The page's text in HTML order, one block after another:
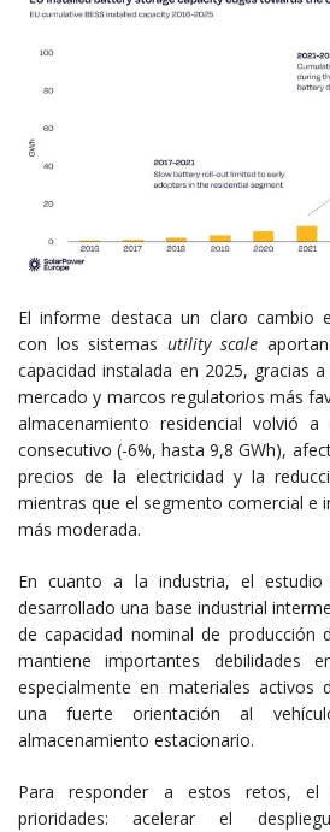
El informe destaca un claro cambio
con los sistemasutility scale
capacidad instalada en 2025, gracias
mercado y marcos regulatorios más
almacenamiento residencial volvió
consecutivo (-6%, hasta 9,8 GWh),
precios de la electricidad y la
mientras que el segmento comercial e
más moderada.
En cuanto a la industria, el estudio
desarrollado una base industrial
de capacidad nominal de producción
mantiene importantes debilidades
especialmente en materiales
una fuerte orientación al
almacenamiento estacionario.
Para responder a estos retos, el
prioridades: acelerar el